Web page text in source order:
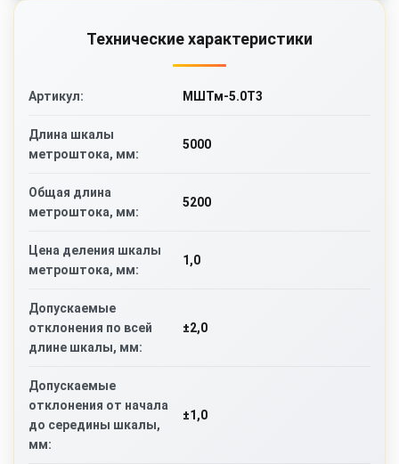
Технические характеристики
Артикул: МШТм-5.0Т3
Длина шкалы
метроштока, мм:
5000
Общая длина
метроштока, мм:
5200
Цена деления шкалы
метроштока, мм:
1,0
Допускаемые
отклонения по всей
длине шкалы, мм:
±2,0
Допускаемые
отклонения от начала
до середины шкалы,
мм:
±1,0